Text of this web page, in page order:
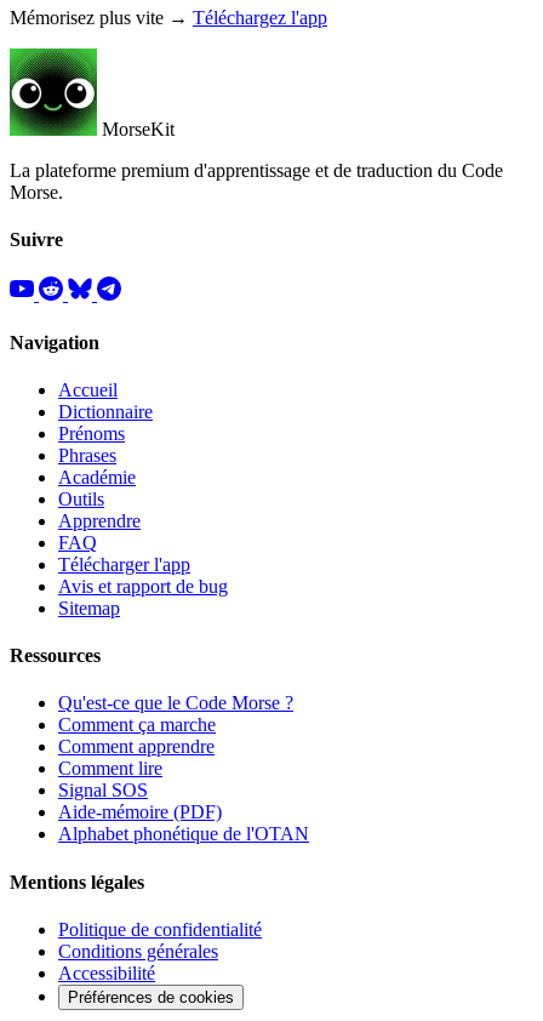
Mémorisez plus vite → Téléchargez l'app
MorseKit
La plateforme premium d'apprentissage et de traduction du Code
Morse.
Suivre
Navigation
Accueil
Dictionnaire
Prénoms
Phrases
Académie
Outils
Apprendre
FAQ
Télécharger l'app
Avis et rapport de bug
Sitemap
Ressources
Qu'est-ce que le Code Morse ?
Comment ça marche
Comment apprendre
Comment lire
Signal SOS
Aide-mémoire (PDF)
Alphabet phonétique de l'OTAN
Mentions légales
Politique de confidentialité
Conditions générales
Accessibilité
Préférences de cookies